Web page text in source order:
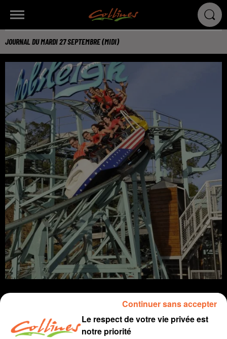
JOURNAL DU MARDI 27 SEPTEMBRE (MIDI)
infos
Le respect de votre vie privée est
notre priorité
Continuer sans accepter